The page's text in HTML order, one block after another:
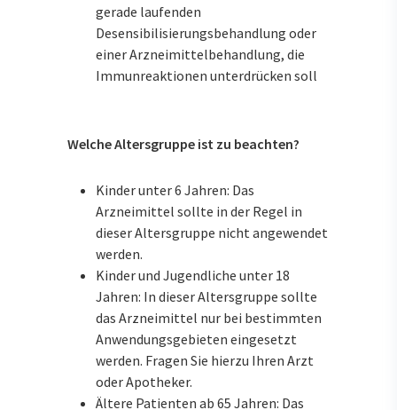
gerade laufenden
Desensibilisierungsbehandlung oder
einer Arzneimittelbehandlung, die
Immunreaktionen unterdrücken soll
Welche Altersgruppe ist zu beachten?
Kinder unter 6 Jahren: Das
Arzneimittel sollte in der Regel in
dieser Altersgruppe nicht angewendet
werden.
Kinder und Jugendliche unter 18
Jahren: In dieser Altersgruppe sollte
das Arzneimittel nur bei bestimmten
Anwendungsgebieten eingesetzt
werden. Fragen Sie hierzu Ihren Arzt
oder Apotheker.
Ältere Patienten ab 65 Jahren: Das